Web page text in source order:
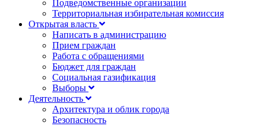
Подведомственные организации
Территориальная избирательная комиссия
Открытая власть
Написать в администрацию
Прием граждан
Работа с обращениями
Бюджет для граждан
Социальная газификация
Выборы
Деятельность
Архитектура и облик города
Безопасность